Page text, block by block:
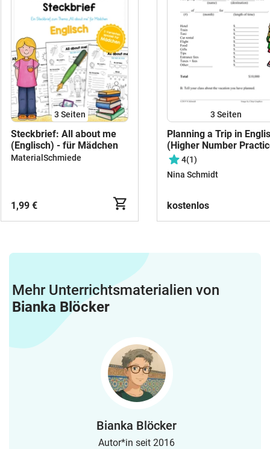
3 Seiten
Steckbrief: All about me
(Englisch) - für Mädchen
MaterialSchmiede
1,99 €
3 Seiten
Planning a Trip in
(Higher Number
4(1)
Nina Schmidt
kostenlos
Mehr Unterrichtsmaterialien von
Bianka Blöcker
Bianka Blöcker
Autor*in seit 2016